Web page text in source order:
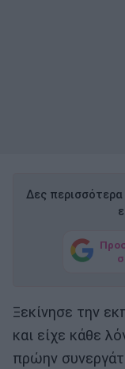
Δες
Ξεκίνησε την
και είχε κάθε
πρώην